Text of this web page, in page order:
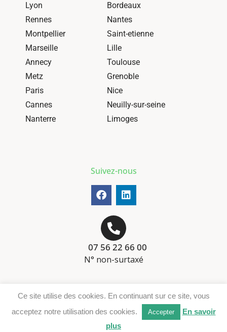
Lyon
Bordeaux
Rennes
Nantes
Montpellier
Saint-etienne
Marseille
Lille
Annecy
Toulouse
Metz
Grenoble
Paris
Nice
Cannes
Neuilly-sur-seine
Nanterre
Limoges
Suivez-nous
07 56 22 66 00
N° non-surtaxé
Téléchargement DER
Ce site utilise des cookies. En continuant sur ce site, vous
acceptez notre utilisation des cookies.
Accepter
En savoir
plus